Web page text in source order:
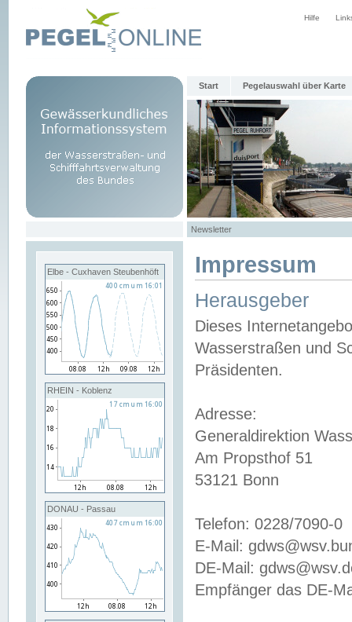
Hilfe
Start Pegelauswahl über Karte
Newsletter
Elbe - Cuxhaven Steubenhöft
RHEIN - Koblenz
DONAU - Passau
Impressum
Herausgeber
Dieses
Wasserstraßen und
Präsidenten.
Adresse:
Generaldirektion
Am Propsthof 51
53121 Bonn
Telefon: 0228/7090-0
E-Mail:
DE-Mail:
Empfänger das DE-